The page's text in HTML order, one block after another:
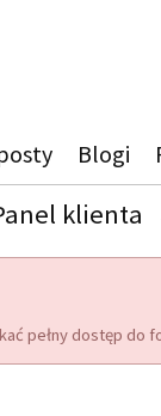
Blogi
klienta
pełny dostęp do